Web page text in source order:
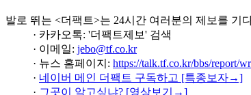
발로 뛰는 <더팩트>는 24시간 여러분의 제보를 기
· 카카오톡: '더팩트제보' 검색
· 이메일: jebo@tf.co.kr
· 뉴스 홈페이지: https://talk.tf.co.kr/bbs/report/
· 네이버 메인 더팩트 구독하고 [특종보자→]
· 그곳이 알고싶냐? [영상보기→]